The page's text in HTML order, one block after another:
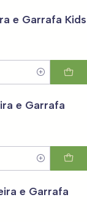
e Garrafa Kids
e Garrafa
e Garrafa